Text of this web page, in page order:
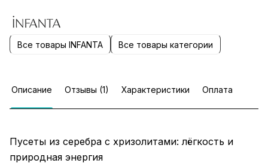
Все товары INFANTA Все товары категории
Описание Отзывы (1) Характеристики Оплата
Пусеты из серебра с хризолитами: лёгкость и
природная энергия